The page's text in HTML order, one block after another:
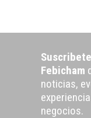
Febicham
noticias,
negocios.